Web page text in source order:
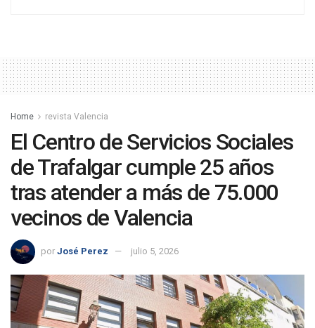
Home revista Valencia
El Centro de Servicios Sociales
de Trafalgar cumple 25 años
tras atender a más de 75.000
vecinos de Valencia
por José Perez julio 5, 2026